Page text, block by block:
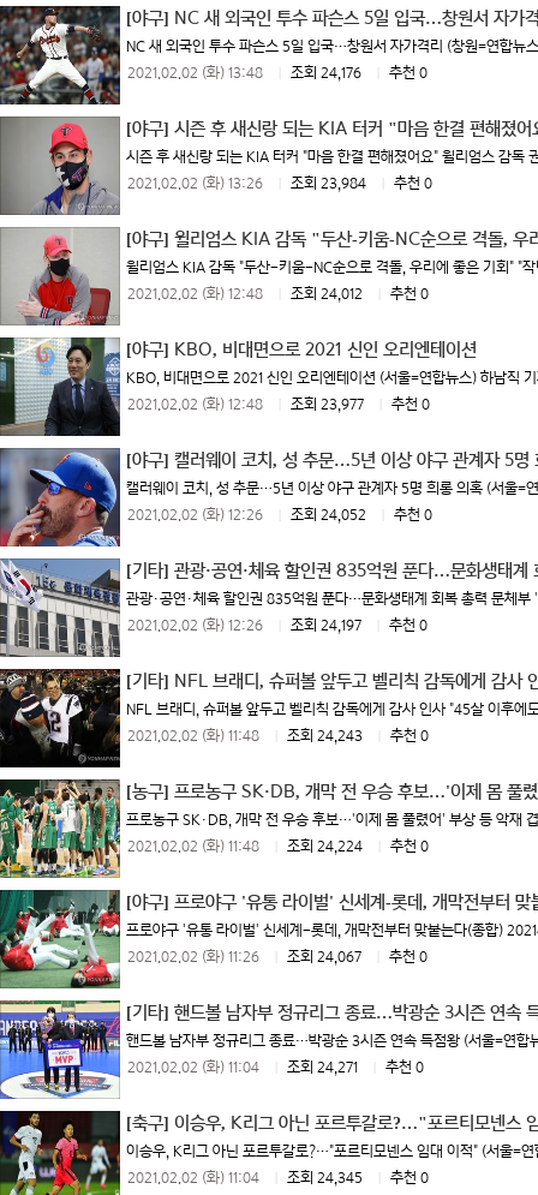
[야구] NC 새 외국인 투수 파슨스 5일 입국…창원서 자가
NC 새 외국인 투수 파슨스 5일 입국…창원서 자가격리 (창원=연합뉴
2021.02.02 (화) 13:48
조회 24,176 추천 0
[야구] 시즌 후 새신랑 되는 KIA 터커 "마음 한결 편해졌
시즌 후 새신랑 되는 KIA 터커 "마음 한결 편해졌어요" 윌리엄스 감독
2021.02.02 (화) 13:26
조회 23,984 추천 0
[야구] 윌리엄스 KIA 감독 "두산-키움-NC순으로 격돌, 우
윌리엄스 KIA 감독 "두산-키움-NC순으로 격돌, 우리에 좋은 기회" "
2021.02.02 (화) 12:48
조회 24,012 추천 0
[야구] KBO, 비대면으로 2021 신인 오리엔테이션
KBO, 비대면으로 2021 신인 오리엔테이션 (서울=연합뉴스) 하남직
2021.02.02 (화) 12:48
조회 23,977 추천 0
[야구] 캘러웨이 코치, 성 추문…5년 이상 야구 관계자 5명
캘러웨이 코치, 성 추문…5년 이상 야구 관계자 5명 희롱 의혹 (서울=
2021.02.02 (화) 12:26
조회 24,052 추천 0
[기타] 관광·공연·체육 할인권 835억원 푼다…문화생태계
관광·공연·체육 할인권 835억원 푼다…문화생태계 회복 총력 문체
2021.02.02 (화) 12:26
조회 24,197 추천 0
[기타] NFL 브래디, 슈퍼볼 앞두고 벨리칙 감독에게 감사
NFL 브래디, 슈퍼볼 앞두고 벨리칙 감독에게 감사 인사 "45살 이후에
2021.02.02 (화) 11:48
조회 24,243 추천 0
[농구] 프로농구 SK·DB, 개막 전 우승 후보…'이제 몸 풀
프로농구 SK·DB, 개막 전 우승 후보…'이제 몸 풀렸어' 부상 등 악재
2021.02.02 (화) 11:48
조회 24,224 추천 0
[야구] 프로야구 '유통 라이벌' 신세계-롯데, 개막전부터 맞
프로야구 '유통 라이벌' 신세계-롯데, 개막전부터 맞붙는다(종합)
2021.02.02 (화) 11:26
조회 24,067 추천 0
[기타] 핸드볼 남자부 정규리그 종료…박광순 3시즌 연속
핸드볼 남자부 정규리그 종료…박광순 3시즌 연속 득점왕 (서울=연
2021.02.02 (화) 11:04
조회 24,271 추천 0
[축구] 이승우, K리그 아닌 포르투갈로?…"포르티모넨스
이승우, K리그 아닌 포르투갈로?…"포르티모넨스 임대 이적" (서울=
2021.02.02 (화) 11:04
조회 24,345 추천 0